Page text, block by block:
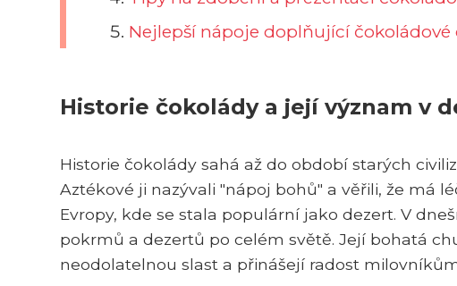
Nejlepší nápoje doplňující čokoládové
Historie čokolády a její význam v
Historie čokolády sahá až do období starých
Aztékové ji nazývali "nápoj bohů" a věřili, že má
Evropy, kde se stala populární jako dezert. V
pokrmů a dezertů po celém světě. Její bohatá
neodolatelnou slast a přinášejí radost